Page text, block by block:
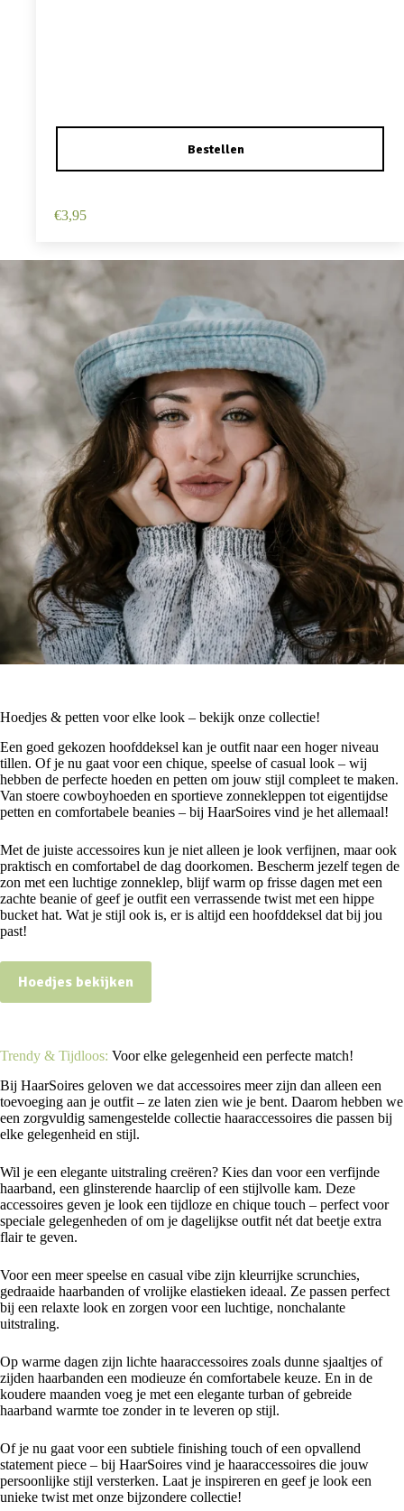
€3,95
Hoedjes & petten voor elke look – bekijk onze collectie!
Een goed gekozen hoofddeksel kan je outfit naar een hoger niveau
tillen. Of je nu gaat voor een chique, speelse of casual look – wij
hebben de perfecte hoeden en petten om jouw stijl compleet te maken.
Van stoere cowboyhoeden en sportieve zonnekleppen tot eigentijdse
petten en comfortabele beanies – bij HaarSoires vind je het allemaal!
Met de juiste accessoires kun je niet alleen je look verfijnen, maar ook
praktisch en comfortabel de dag doorkomen. Bescherm jezelf tegen de
zon met een luchtige zonneklep, blijf warm op frisse dagen met een
zachte beanie of geef je outfit een verrassende twist met een hippe
bucket hat. Wat je stijl ook is, er is altijd een hoofddeksel dat bij jou
past!
Hoedjes bekijken
Trendy & Tijdloos: Voor elke gelegenheid een perfecte match!
Bij HaarSoires geloven we dat accessoires meer zijn dan alleen een
toevoeging aan je outfit – ze laten zien wie je bent. Daarom hebben we
een zorgvuldig samengestelde collectie haaraccessoires die passen bij
elke gelegenheid en stijl.
Wil je een elegante uitstraling creëren? Kies dan voor een verfijnde
haarband, een glinsterende haarclip of een stijlvolle kam. Deze
accessoires geven je look een tijdloze en chique touch – perfect voor
speciale gelegenheden of om je dagelijkse outfit nét dat beetje extra
flair te geven.
Voor een meer speelse en casual vibe zijn kleurrijke scrunchies,
gedraaide haarbanden of vrolijke elastieken ideaal. Ze passen perfect
bij een relaxte look en zorgen voor een luchtige, nonchalante
uitstraling.
Op warme dagen zijn lichte haaraccessoires zoals dunne sjaaltjes of
zijden haarbanden een modieuze én comfortabele keuze. En in de
koudere maanden voeg je met een elegante turban of gebreide
haarband warmte toe zonder in te leveren op stijl.
Of je nu gaat voor een subtiele finishing touch of een opvallend
statement piece – bij HaarSoires vind je haaraccessoires die jouw
persoonlijke stijl versterken. Laat je inspireren en geef je look een
unieke twist met onze bijzondere collectie!